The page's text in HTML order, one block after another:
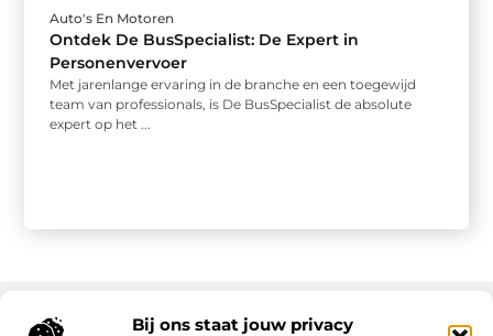
Bij ons staat jouw privacy
Auto's En Motoren
Ontdek De BusSpecialist: De Expert in
Personenvervoer
Met jarenlange ervaring in de branche en een toegewijd
team van professionals, is De BusSpecialist de absolute
expert op het ...